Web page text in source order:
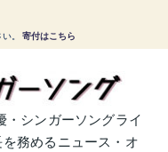
。 寄付はこちら
シンガーソングライ
務めるニュース・オ